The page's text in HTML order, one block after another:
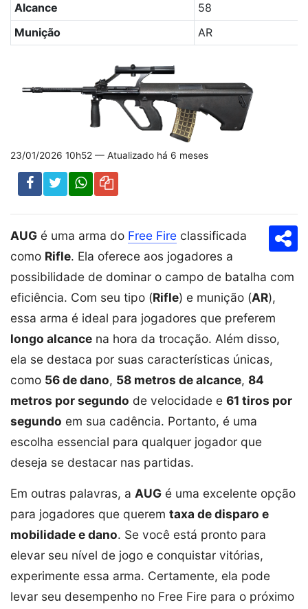
Alcance
58
Munição
AR
23/01/2026 10h52 — Atualizado há 6 meses
AUG é uma arma do Free Fire classificada
como Rifle. Ela oferece aos jogadores a
possibilidade de dominar o campo de batalha com
eficiência. Com seu tipo (Rifle) e munição (AR),
essa arma é ideal para jogadores que preferem
longo alcance na hora da trocação. Além disso,
ela se destaca por suas características únicas,
como 56 de dano, 58 metros de alcance, 84
metros por segundo de velocidade e 61 tiros por
segundo em sua cadência. Portanto, é uma
escolha essencial para qualquer jogador que
deseja se destacar nas partidas.
Em outras palavras, a AUG é uma excelente opção
para jogadores que querem taxa de disparo e
mobilidade e dano. Se você está pronto para
elevar seu nível de jogo e conquistar vitórias,
experimente essa arma. Certamente, ela pode
levar seu desempenho no Free Fire para o próximo